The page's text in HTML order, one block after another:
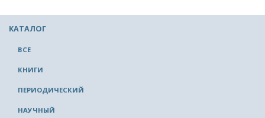
КАТАЛОГ
ВСЕ
КНИГИ
ПЕРИОДИЧЕСКИЙ
НАУЧНЫЙ